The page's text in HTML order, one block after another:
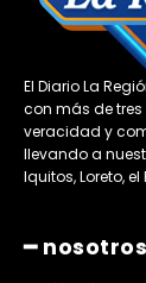
El Diario La
con más de
veracidad y
llevando a
Iquitos, Loreto,
━ nosotros